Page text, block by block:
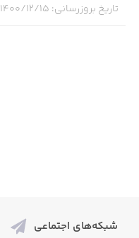
تاریخ بروزرسانی: ۱۴۰۰/۱۲/۱۵
شبکه‌های اجتماعی